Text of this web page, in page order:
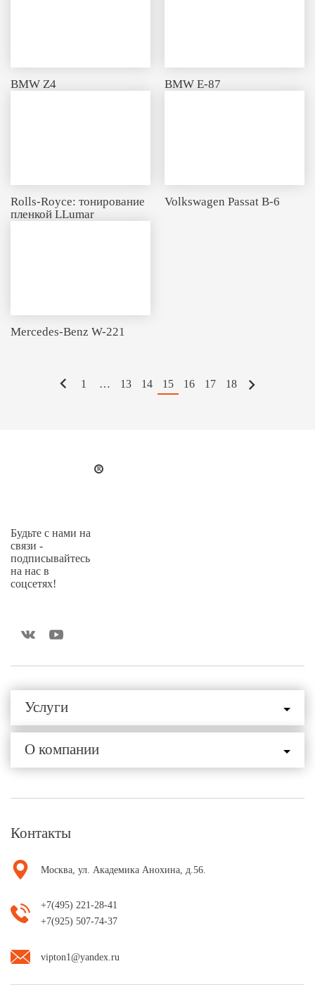
BMW Z4 BMW E-87
Rolls-Royce: тонирование
пленкой LLumar
Volkswagen Passat B-6
Mercedes-Benz W-221
1 … 13 14 15 16 17 18
Будьте с нами на
связи -
подписывайтесь
на нас в
соцсетях!
Услуги
О компании
Контакты
Москва, ул. Академика Анохина, д.56.
+7(495) 221-28-41
+7(925) 507-74-37
vipton1@yandex.ru